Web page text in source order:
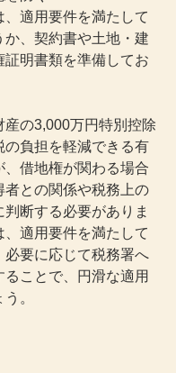
、適用要件を満たして
か、契約書や土地・建
証明書類を準備してお
産の3,000万円特別控除
の負担を軽減できる有
、借地権が関わる場合
者との関係や税務上の
断する必要がありま
適用要件を満たして
必要に応じて税務署へ
ることで、円滑な適用
。